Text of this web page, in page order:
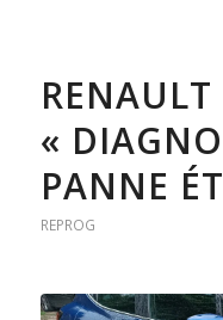
RENAULT
«
PANNE
REPROG